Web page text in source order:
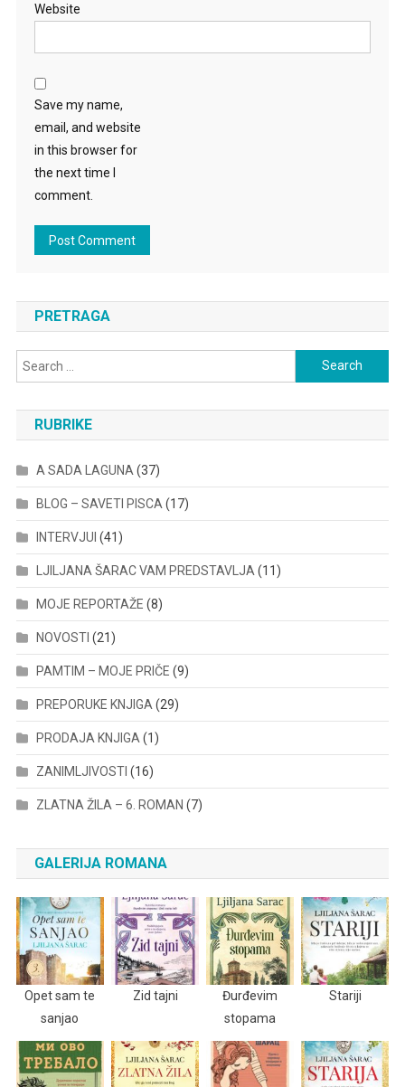
Website
Save my name,
email, and website
in this browser for
the next time I
comment.
PRETRAGA
Search
for:
RUBRIKE
A SADA LAGUNA (37)
BLOG – SAVETI PISCA (17)
INTERVJUI (41)
LJILJANA ŠARAC VAM PREDSTAVLJA (11)
MOJE REPORTAŽE (8)
NOVOSTI (21)
PAMTIM – MOJE PRIČE (9)
PREPORUKE KNJIGA (29)
PRODAJA KNJIGA (1)
ZANIMLJIVOSTI (16)
ZLATNA ŽILA – 6. ROMAN (7)
GALERIJA ROMANA
Opet sam te
sanjao
Zid tajni
Đurđevim
stopama
Stariji